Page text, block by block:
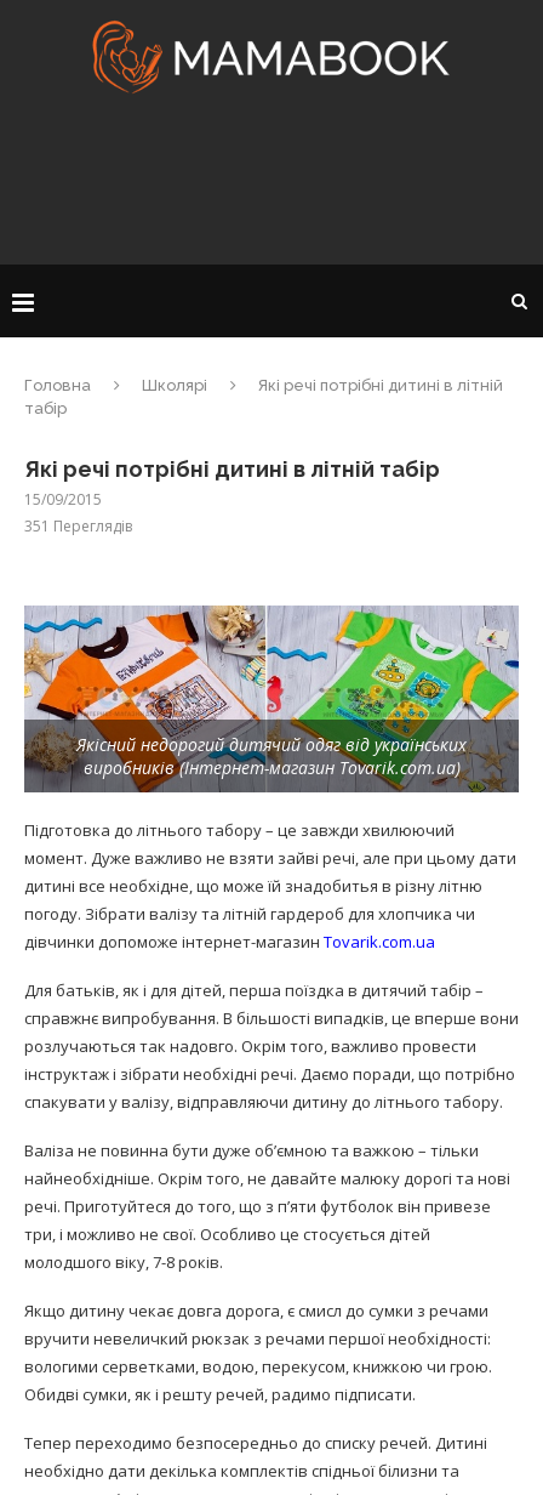
Головна Школярі
Які речі потрібні дитині в літній
табір
Які речі потрібні дитині в літній табір
15/09/2015
351 Переглядів
Якісний недорогий дитячий одяг від українських
виробників (Інтернет-магазин Tovarik.com.ua)
Підготовка до літнього табору – це завжди хвилюючий
момент. Дуже важливо не взяти зайві речі, але при цьому дати
дитині все необхідне, що може їй знадобитья в різну літню
погоду. Зібрати валізу та літній гардероб для хлопчика чи
дівчинки допоможе інтернет-магазин Tovarik.com.ua
Для батьків, як і для дітей, перша поїздка в дитячий табір –
справжнє випробування. В більшості випадків, це вперше вони
розлучаються так надовго. Окрім того, важливо провести
інструктаж і зібрати необхідні речі. Даємо поради, що потрібно
спакувати у валізу, відправляючи дитину до літнього табору.
Валіза не повинна бути дуже об’ємною та важкою – тільки
найнеобхідніше. Окрім того, не давайте малюку дорогі та нові
речі. Приготуйтеся до того, що з п’яти футболок він привезе
три, і можливо не свої. Особливо це стосується дітей
молодшого віку, 7-8 років.
Якщо дитину чекає довга дорога, є смисл до сумки з речами
вручити невеличкий рюкзак з речами першої необхідності:
вологими серветками, водою, перекусом, книжкою чи грою.
Обидві сумки, як і решту речей, радимо підписати.
Тепер переходимо безпосередньо до списку речей. Дитині
необхідно дати декілька комплектів спідньої білизни та